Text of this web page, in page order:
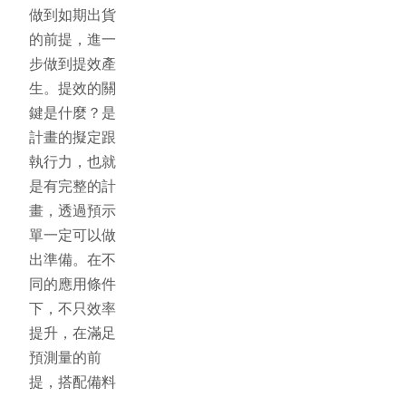
做到如期出貨
的前提，進一
步做到提效產
生。提效的關
鍵是什麼？是
計畫的擬定跟
執行力，也就
是有完整的計
畫，透過預示
單一定可以做
出準備。在不
同的應用條件
下，不只效率
提升，在滿足
預測量的前
提，搭配備料